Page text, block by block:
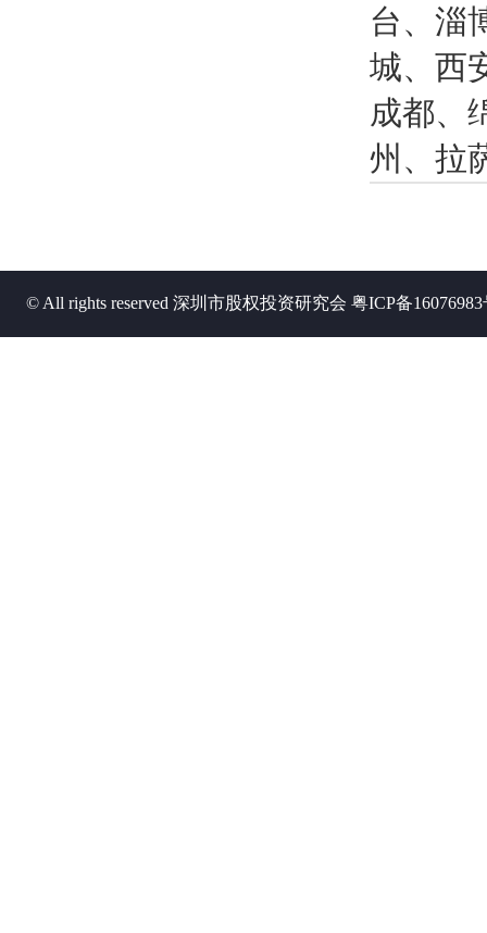
台、淄
城、西
成都、
州、拉
© All rights reserved 深圳市股权投资研究会 粤ICP备16076983